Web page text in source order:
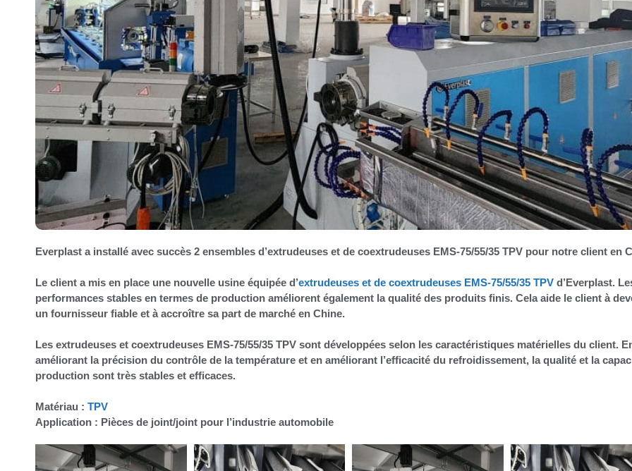
Everplast a installé avec succès 2 ensembles d’extrudeuses et de coextrudeuses EMS-75/55/35 TPV pour notre client en
Le client a mis en place une nouvelle usine équipée d’extrudeuses et de coextrudeuses EMS-75/55/35 TPV d’Everplast.
performances stables en termes de production améliorent également la qualité des produits finis. Cela aide le client à
un fournisseur fiable et à accroître sa part de marché en Chine.
Les extrudeuses et coextrudeuses EMS-75/55/35 TPV sont développées selon les caractéristiques matérielles du client.
améliorant la précision du contrôle de la température et en améliorant l’efficacité du refroidissement, la qualité et la
production sont très stables et efficaces.
Matériau : TPV
Application : Pièces de joint/joint pour l’industrie automobile